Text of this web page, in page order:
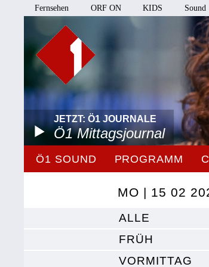
Fernsehen ORF ON KIDS Sound
JETZT: Ö1 JOURNALE
Ö1 Mittagsjournal
Ö1 SOUND PROGRAMM
MO | 15 02
ALLE
FRÜH
VORMITTAG